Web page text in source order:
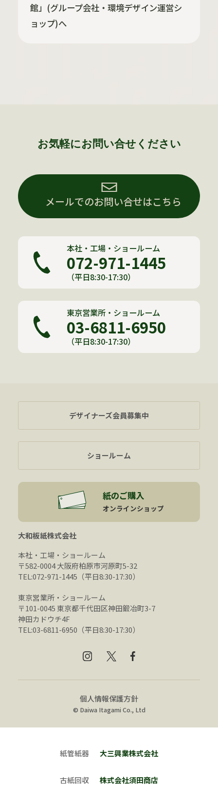
館」(グループ会社・環境デザイン運営シ
ョップ)へ
お気軽にお問い合せください
メールでのお問い合せはこちら
本社・工場・ショールーム
072-971-1445
（平日8:30-17:30）
東京営業所・ショールーム
03-6811-6950
（平日8:30-17:30）
大和板紙株式会社
本社・工場・ショールーム
〒582-0004 大阪府柏原市河原町5-32
TEL:072-971-1445（平日8:30-17:30）
東京営業所・ショールーム
〒101-0045 東京都千代田区神田鍛冶町3-7
神田カドウチ4F
TEL:03-6811-6950（平日8:30-17:30）
デザイナーズ会員募集中
ショールーム
紙のご購入
オンラインショップ
個人情報保護方針
© Daiwa Itagami Co., Ltd
紙管紙器 大三興業株式会社
古紙回収 株式会社須田商店